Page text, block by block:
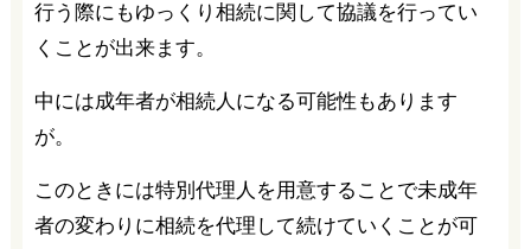
行う際にもゆっくり相続に関して協議を行ってい
くことが出来ます。
中には成年者が相続人になる可能性もあります
が。
このときには特別代理人を用意することで未成年
者の変わりに相続を代理して続けていくことが可